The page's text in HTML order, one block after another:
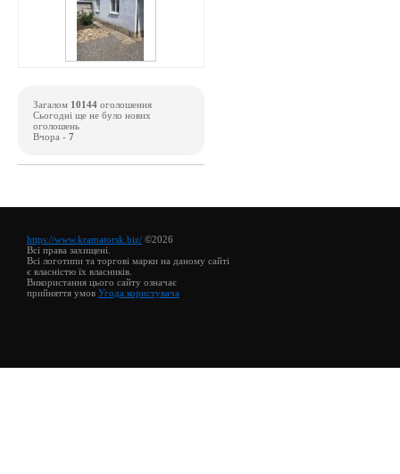
Загалом 10144 оголошення
Сьогодні ще не було нових
оголошень
Вчора - 7
https://www.kramatorsk.biz/ ©2026
Всі права захищені.
Всі логотипи та торгові марки на даному сайті
є власністю їх власників.
Використання цього сайту означає
прийняття умов Угода користувача